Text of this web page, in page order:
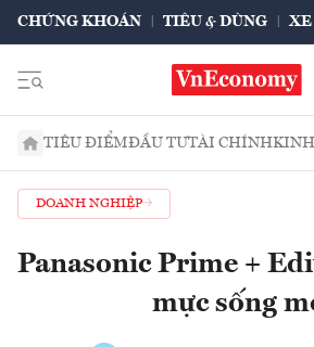
CHỨNG KHOÁN TIÊU & DÙNG XE
TIÊU ĐIỂMĐẦU TƯTÀI CHÍNHKINH
DOANH NGHIỆP
Panasonic Prime +
mực sống